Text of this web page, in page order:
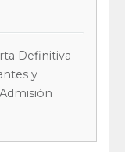
Definitiva
y